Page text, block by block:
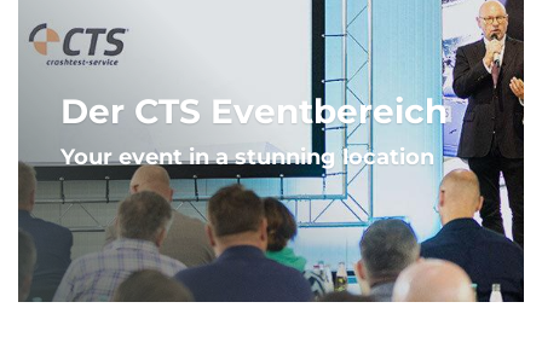
Der CTS Eventbereich
Your event in a stunning location